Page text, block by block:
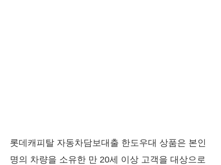
롯데캐피탈 자동차담보대출 한도우대 상품은 본인
명의 차량을 소유한 만 20세 이상 고객을 대상으로